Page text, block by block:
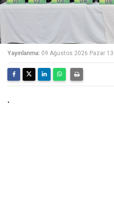
Yayınlanma: 09 Ağustos 2026 Pazar
.